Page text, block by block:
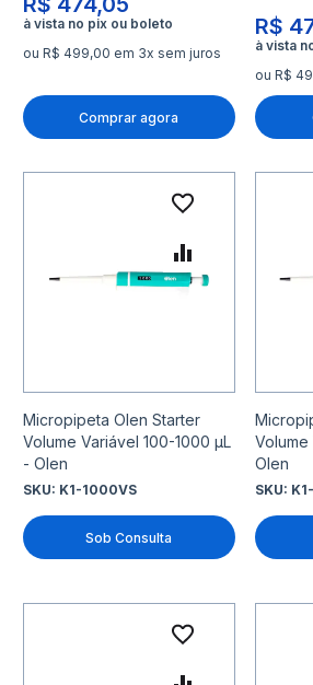
ou R$ 499,00 em 3x sem juros
Comprar agora
R$
ou R$
Micropipeta Olen Starter
Volume Variável 100-1000 μL
- Olen
SKU: K1-1000VS
Sob Consulta
Adicionar
Adicionar
Olen
SKU:
Adicionar